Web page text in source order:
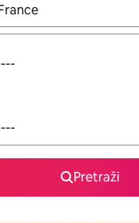
dostupni rezultati,
Pretraži